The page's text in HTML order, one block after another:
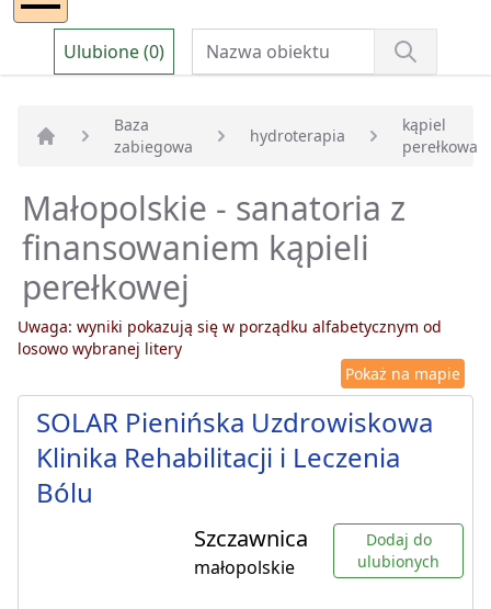
Ulubione (0)
Strona główna
Baza
zabiegowa
hydroterapia
kąpiel
perełkowa
Małopolskie - sanatoria z
finansowaniem kąpieli
perełkowej
Uwaga: wyniki pokazują się w porządku alfabetycznym od
losowo wybranej litery
Pokaż na mapie
SOLAR Pienińska Uzdrowiskowa
Klinika Rehabilitacji i Leczenia
Bólu
Szczawnica
małopolskie
Dodaj do
ulubionych